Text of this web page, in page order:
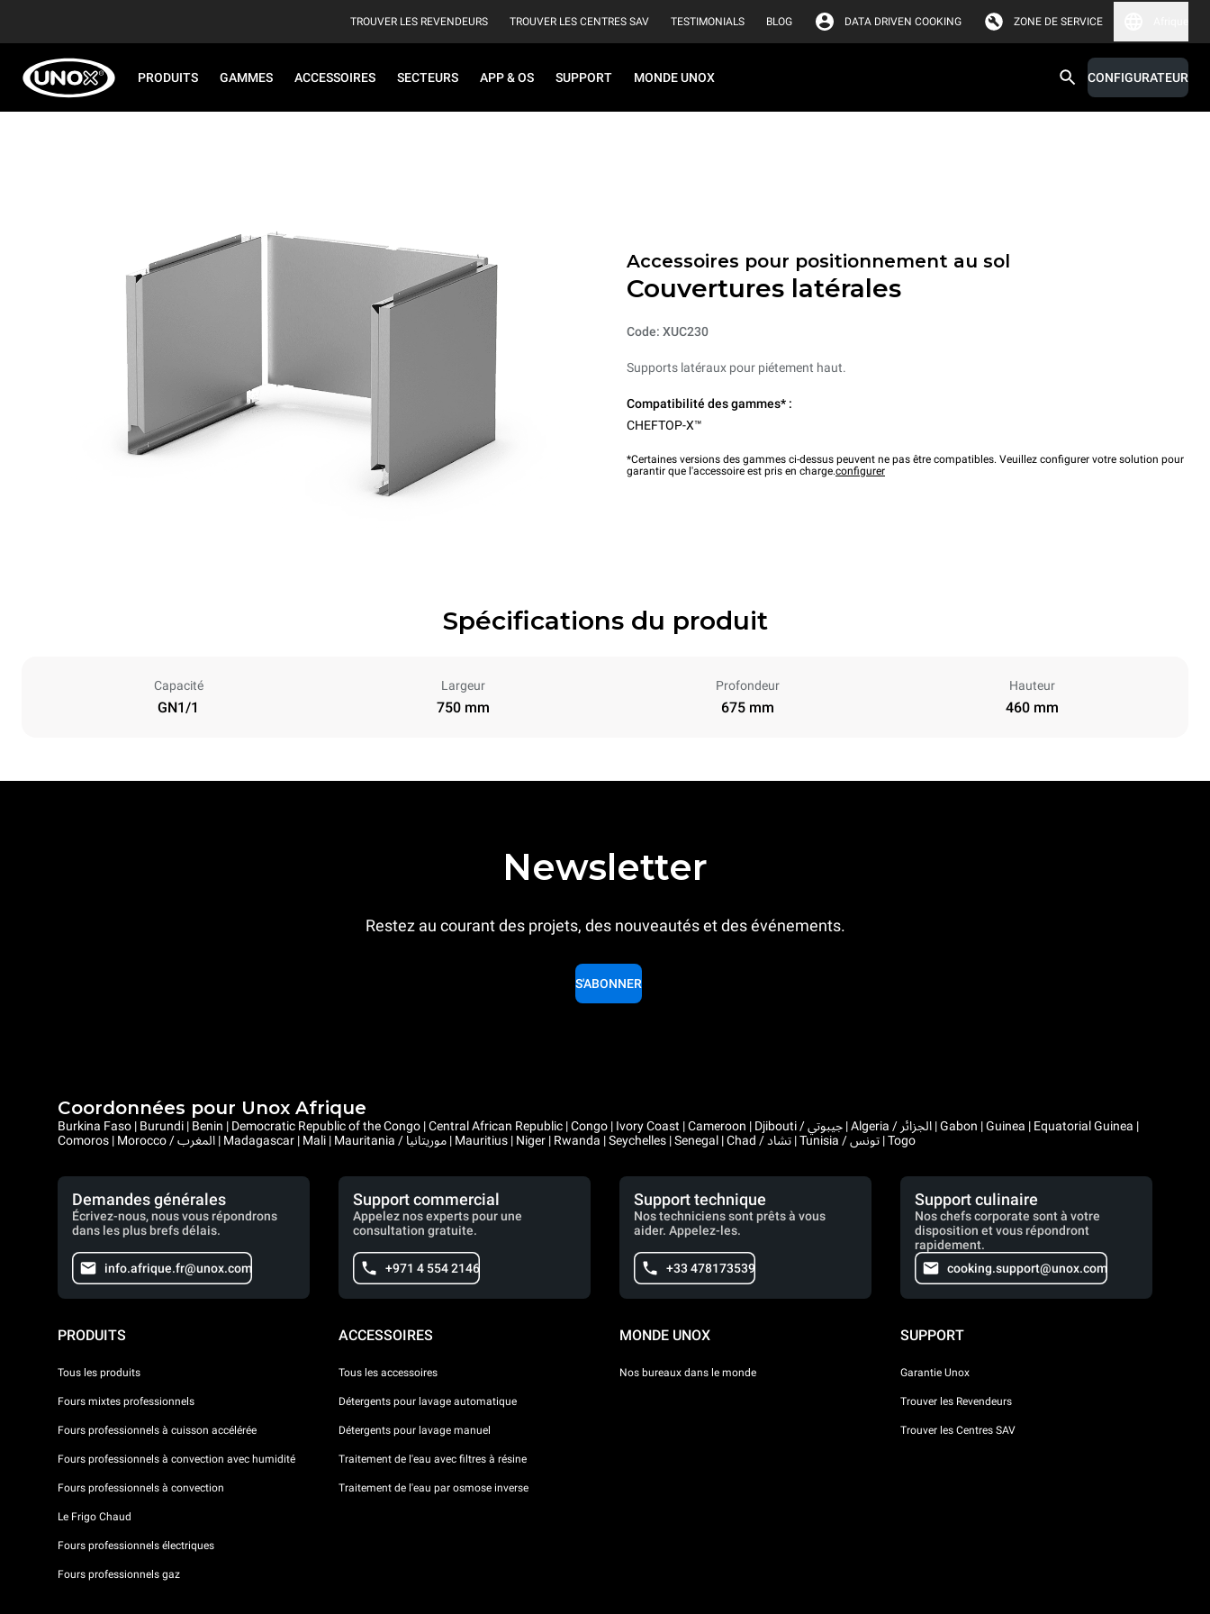
TROUVER LES REVENDEURS TROUVER LES CENTRES SAV TESTIMONIALS BLOG DATA DRIVEN COOKING ZONE DE SERVICE
PRODUITS GAMMES ACCESSOIRES SECTEURS APP & OS SUPPORT MONDE UNOX CONFIGURATEUR
Accessoires pour positionnement au sol
Couvertures latérales
Code: XUC230
Supports latéraux pour piétement haut.
Compatibilité des gammes* :
CHEFTOP-X™
*Certaines versions des gammes ci-dessus peuvent ne pas être compatibles. Veuillez configurer votre solution pour
garantir que l'accessoire est pris en charge.configurer
Spécifications du produit
Capacité
GN1/1
Largeur
750 mm
Profondeur
675 mm
Hauteur
460 mm
Newsletter
Restez au courant des projets, des nouveautés et des événements.
S'ABONNER
Coordonnées pour Unox Afrique
Burkina Faso | Burundi | Benin | Democratic Republic of the Congo | Central African Republic | Congo | Ivory Coast | Cameroon | Djibouti / جيبوتي | Algeria / الجزائر | Gabon | Guinea | Equatorial Guinea |
Comoros | Morocco / المغرب | Madagascar | Mali | Mauritania / موريتانيا | Mauritius | Niger | Rwanda | Seychelles | Senegal | Chad / تشاد | Tunisia / تونس | Togo
Demandes générales
Écrivez-nous, nous vous répondrons
dans les plus brefs délais.
info.afrique.fr@unox.com
Support commercial
Appelez nos experts pour une
consultation gratuite.
+971 4 554 2146
Support technique
Nos techniciens sont prêts à vous
aider. Appelez-les.
+33 478173539
Support culinaire
Nos chefs corporate sont à votre
disposition et vous répondront
rapidement.
cooking.support@unox.com
PRODUITS
Tous les produits
Fours mixtes professionnels
Fours professionnels à cuisson accélérée
Fours professionnels à convection avec humidité
Fours professionnels à convection
Le Frigo Chaud
Fours professionnels électriques
Fours professionnels gaz
ACCESSOIRES
Tous les accessoires
Détergents pour lavage automatique
Détergents pour lavage manuel
Traitement de l'eau avec filtres à résine
Traitement de l'eau par osmose inverse
MONDE UNOX
Nos bureaux dans le monde
SUPPORT
Garantie Unox
Trouver les Revendeurs
Trouver les Centres SAV